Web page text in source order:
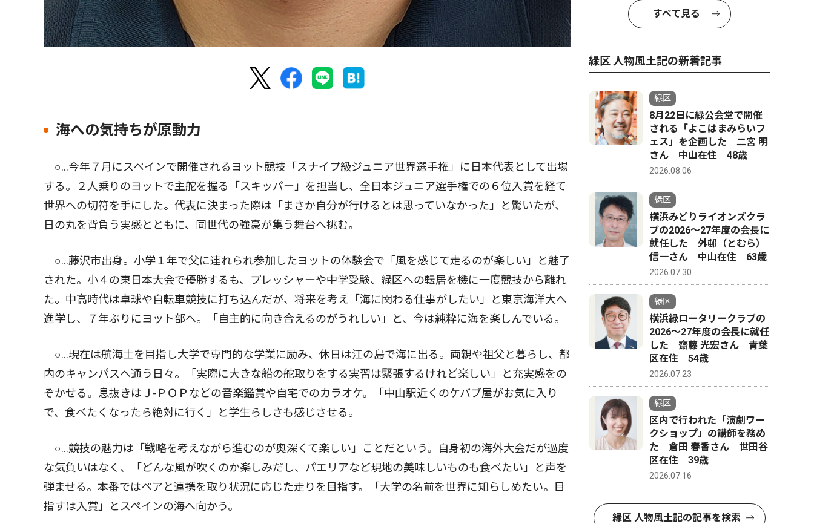
海への気持ちが原動力
○…今年７月にスペインで開催されるヨット競技「スナイプ級ジュニア世界選手権」に日本代表として出場
する。２人乗りのヨットで主舵を握る「スキッパー」を担当し、全日本ジュニア選手権での６位入賞を経て
世界への切符を手にした。代表に決まった際は「まさか自分が行けるとは思っていなかった」と驚いたが、
日の丸を背負う実感とともに、同世代の強豪が集う舞台へ挑む。
○…藤沢市出身。小学１年で父に連れられ参加したヨットの体験会で「風を感じて走るのが楽しい」と魅了
された。小４の東日本大会で優勝するも、プレッシャーや中学受験、緑区への転居を機に一度競技から離れ
た。中高時代は卓球や自転車競技に打ち込んだが、将来を考え「海に関わる仕事がしたい」と東京海洋大へ
進学し、７年ぶりにヨット部へ。「自主的に向き合えるのがうれしい」と、今は純粋に海を楽しんでいる。
○…現在は航海士を目指し大学で専門的な学業に励み、休日は江の島で海に出る。両親や祖父と暮らし、都
内のキャンパスへ通う日々。「実際に大きな船の舵取りをする実習は緊張するけれど楽しい」と充実感をの
ぞかせる。息抜きはＪ-ＰＯＰなどの音楽鑑賞や自宅でのカラオケ。「中山駅近くのケバブ屋がお気に入り
で、食べたくなったら絶対に行く」と学生らしさも感じさせる。
○…競技の魅力は「戦略を考えながら進むのが奥深くて楽しい」ことだという。自身初の海外大会だが過度
な気負いはなく、「どんな風が吹くのか楽しみだし、パエリアなど現地の美味しいものも食べたい」と声を
弾ませる。本番ではペアと連携を取り状況に応じた走りを目指す。「大学の名前を世界に知らしめたい。目
指すは入賞」とスペインの海へ向かう。
すべて見る
緑区 人物風土記の新着記事
緑区
8月22日に緑公会堂で開催
される「よこはまみらいフ
ェス」を企画した 二宮 明
さん 中山在住 48歳
2026.08.06
緑区
横浜みどりライオンズクラ
ブの2026〜27年度の会長に
就任した 外邨（とむら）
信一さん 中山在住 63歳
2026.07.30
緑区
横浜緑ロータリークラブの
2026〜27年度の会長に就任
した 齋藤 光宏さん 青葉
区在住 54歳
2026.07.23
緑区
区内で行われた「演劇ワー
クショップ」の講師を務め
た 倉田 春香さん 世田谷
区在住 39歳
2026.07.16
緑区 人物風土記の記事を検索